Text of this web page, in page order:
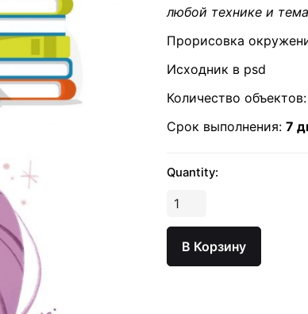
любой технике и
Прорисовка
Исходник в psd
Количество
Срок выполнения:7
Quantity:
Количество
В Корзину